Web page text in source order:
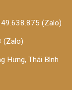
(Zalo)
(Zalo)
Hưng, Thái Bình